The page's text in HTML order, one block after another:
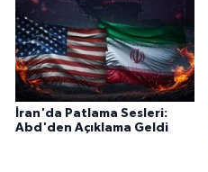
İran'da Patlama Sesleri:
Abd'den Açıklama Geldi